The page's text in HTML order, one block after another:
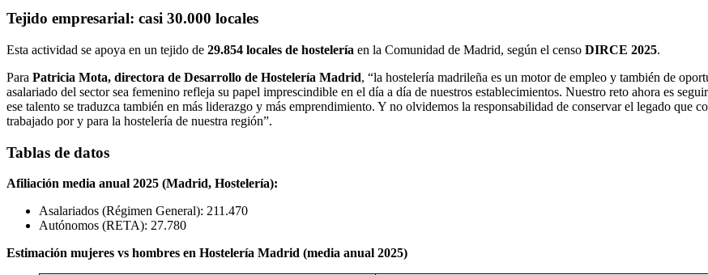
Tejido empresarial: casi 30.000 locales
Esta actividad se apoya en un tejido de 29.854 locales de hostelería en la Comunidad de Madrid, según el censo DIRCE 2025.
Para Patricia Mota, directora de Desarrollo de Hostelería Madrid, “la hostelería madrileña es un motor de empleo y también de
asalariado del sector sea femenino refleja su papel imprescindible en el día a día de nuestros establecimientos. Nuestro reto ahora es
ese talento se traduzca también en más liderazgo y más emprendimiento. Y no olvidemos la responsabilidad de conservar el legado que
trabajado por y para la hostelería de nuestra región”.
Tablas de datos
Afiliación media anual 2025 (Madrid, Hostelería):
Asalariados (Régimen General): 211.470
Autónomos (RETA): 27.780
Estimación mujeres vs hombres en Hostelería Madrid (media anual 2025)